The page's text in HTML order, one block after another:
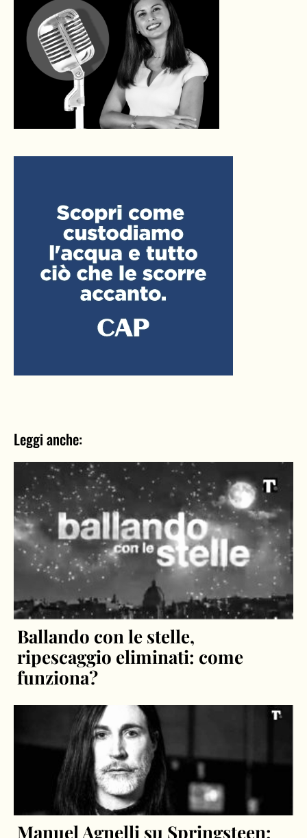
Leggi anche:
Ballando con le stelle,
ripescaggio eliminati: come
funziona?
Manuel Agnelli su Springsteen: